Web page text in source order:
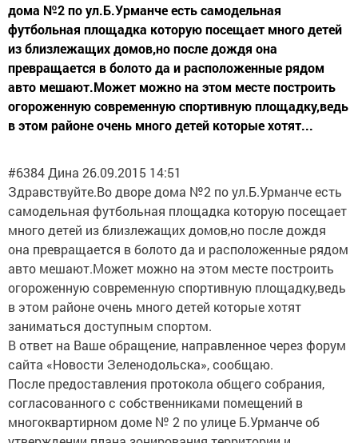
дома №2 по ул.Б.Урманче есть самодельная
футбольная площадка которую посещает много детей
из близлежащих домов,но после дождя она
превращается в болото да и расположенные рядом
авто мешают.Может можно на этом месте построить
огороженную современную спортивную площадку,ведь
в этом районе очень много детей которые хотят...
#6384 Дина 26.09.2015 14:51
Здравствуйте.Во дворе дома №2 по ул.Б.Урманче есть
самодельная футбольная площадка которую посещает
много детей из близлежащих домов,но после дождя
она превращается в болото да и расположенные рядом
авто мешают.Может можно на этом месте построить
огороженную современную спортивную площадку,ведь
в этом районе очень много детей которые хотят
заниматься доступным спортом.
В ответ на Ваше обращение, направленное через форум
сайта «Новости Зеленодольска», сообщаю.
После предоставления протокола общего собрания,
согласованного с собственниками помещений в
многоквартирном доме № 2 по улице Б.Урманче об